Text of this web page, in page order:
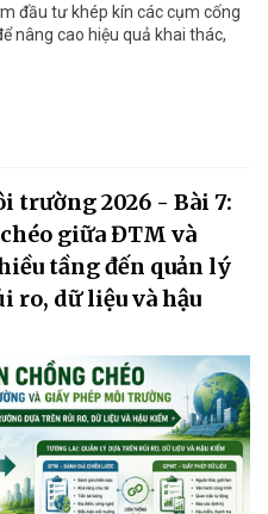
đầu tư khép kín các cụm cống
nâng cao hiệu quả khai thác,
trường 2026 - Bài 7:
giữa ĐTM và
tầng đến quản lý
ro, dữ liệu và hậu